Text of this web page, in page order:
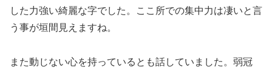
した力強い綺麗な字でした。ここ所での集中力は凄いと言
う事が垣間見えますね。
また動じない心を持っているとも話していました。弱冠